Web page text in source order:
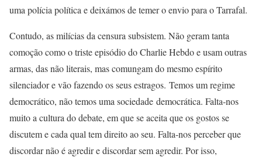
uma polícia política e deixámos de temer o envio para o Tarrafal.
Contudo, as milícias da censura subsistem. Não geram tanta
comoção como o triste episódio do Charlie Hebdo e usam outras
armas, das não literais, mas comungam do mesmo espírito
silenciador e vão fazendo os seus estragos. Temos um regime
democrático, não temos uma sociedade democrática. Falta-nos
muito a cultura do debate, em que se aceita que os gostos se
discutem e cada qual tem direito ao seu. Falta-nos perceber que
discordar não é agredir e discordar sem agredir. Por isso,